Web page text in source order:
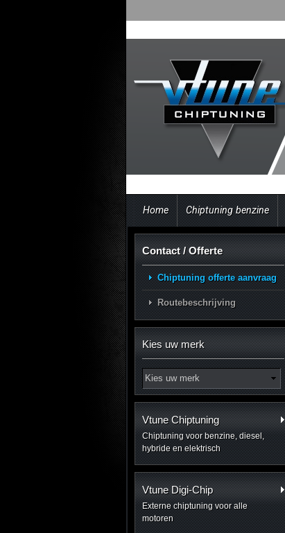
Home Chiptuning benzine
Contact / Offerte
Chiptuning offerte aanvraag
Routebeschrijving
Kies uw merk
Vtune Chiptuning
Chiptuning voor benzine, diesel,
hybride en elektrisch
Vtune Digi-Chip
Externe chiptuning voor alle
motoren